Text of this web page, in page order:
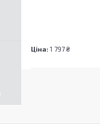
Ціна: 1 797 ₴